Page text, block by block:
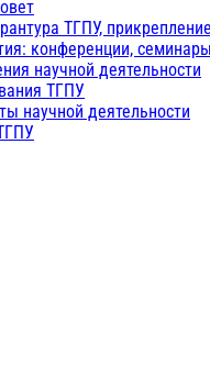
ТГПУ,
конференции, семинары
научной деятельности
ТГПУ
научной деятельности